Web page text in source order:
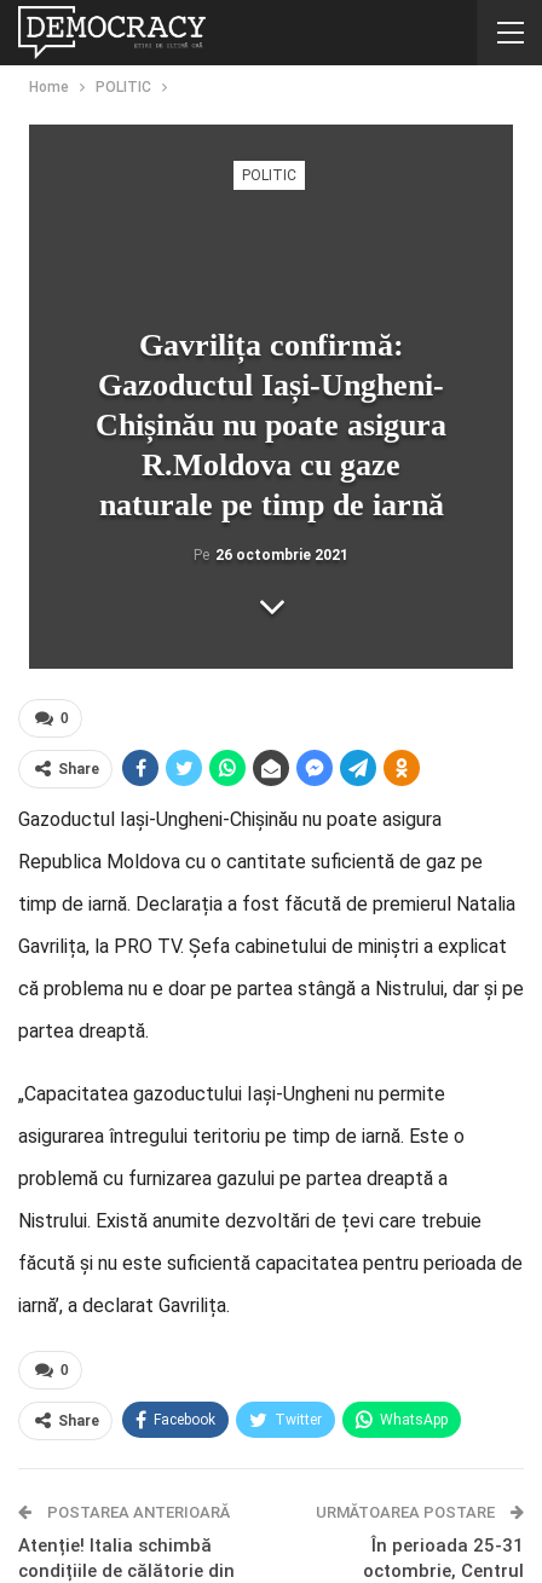
Home POLITIC
POLITIC
Gavrilița confirmă:
Gazoductul Iași-Ungheni-
Chișinău nu poate asigura
R.Moldova cu gaze
naturale pe timp de iarnă
Pe 26 octombrie 2021
0
Share
Gazoductul Iași-Ungheni-Chișinău nu poate asigura
Republica Moldova cu o cantitate suficientă de gaz pe
timp de iarnă. Declarația a fost făcută de premierul Natalia
Gavrilița, la PRO TV. Șefa cabinetului de miniștri a explicat
că problema nu e doar pe partea stângă a Nistrului, dar și pe
partea dreaptă.
„Capacitatea gazoductului Iași-Ungheni nu permite
asigurarea întregului teritoriu pe timp de iarnă. Este o
problemă cu furnizarea gazului pe partea dreaptă a
Nistrului. Există anumite dezvoltări de țevi care trebuie
făcută și nu este suficientă capacitatea pentru perioada de
iarnă’, a declarat Gavrilița.
0
Share Facebook Twitter WhatsApp
Telegram OK.ru
POSTAREA ANTERIOARĂ
Atenție! Italia schimbă
condițiile de călătorie din
URMĂTOAREA POSTARE
În perioada 25-31
octombrie, Centrul